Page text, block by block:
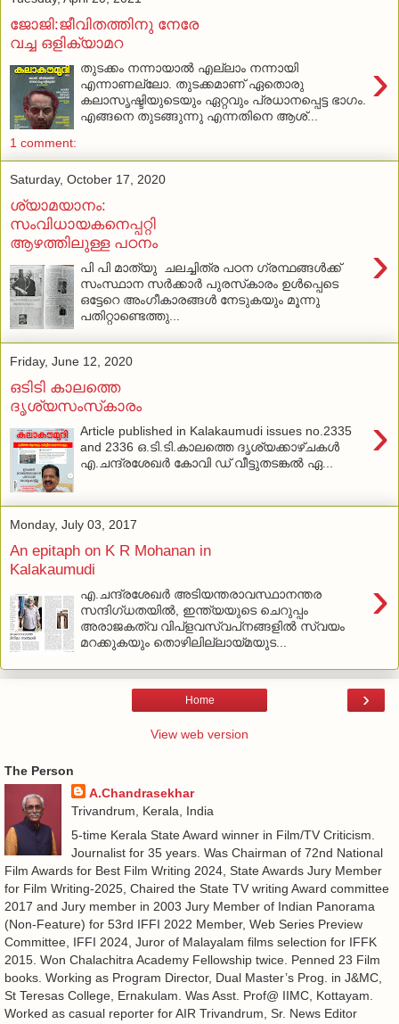
ജോജി:ജീവിതത്തിനു നേരേ
വച്ച ഒളിക്യാമറ
›
തുടക്കം നന്നായാല്‍ എല്ലാം നന്നായി
എന്നാണല്ലോ. തുടക്കമാണ് ഏതൊരു
കലാസൃഷ്ടിയുടെയും ഏറ്റവും പ്രധാനപ്പെട്ട ഭാഗം.
എങ്ങനെ തുടങ്ങുന്നു എന്നതിനെ ആശ്...
1 comment:
Saturday, October 17, 2020
ശ്യാമയാനം:
സംവിധായകനെപ്പറ്റി
ആഴത്തിലുള്ള പഠനം
›
പി പി മാത്യു ചലച്ചിത്ര പഠന ഗ്രന്ഥങ്ങള്‍ക്ക്
സംസ്ഥാന സര്‍ക്കാര്‍ പുരസ്‌കാരം ഉള്‍പ്പെടെ
ഒട്ടേറെ അംഗീകാരങ്ങള്‍ നേടുകയും മൂന്നു
പതിറ്റാണ്ടെത്തു...
Friday, June 12, 2020
ഒടിടി കാലത്തെ
ദൃശ്യസംസ്‌കാരം
›
Article published in Kalakaumudi issues no.2335
and 2336 ഒ.ടി.ടി.കാലത്തെ ദൃശ്യക്കാഴ്ചകള്‍
എ.ചന്ദ്രശേഖര്‍ കോവി ഡ് വീട്ടുതടങ്കല്‍ ഏ...
Monday, July 03, 2017
An epitaph on K R Mohanan in
Kalakaumudi
›
എ.ചന്ദ്രശേഖര്‍ അടിയന്തരാവസ്ഥാനന്തര
സന്ദിഗ്ധതയില്‍, ഇന്ത്യയുടെ ചെറുപ്പം
അരാജകത്വ വിപ്‌ളവസ്വപ്‌നങ്ങളില്‍ സ്വയം
മറക്കുകയും തൊഴിലില്ലായ്മയുട...
›
Home
View web version
The Person
A.Chandrasekhar
Trivandrum, Kerala, India
5-time Kerala State Award winner in Film/TV Criticism.
Journalist for 35 years. Was Chairman of 72nd National
Film Awards for Best Film Writing 2024, State Awards Jury Member
for Film Writing-2025, Chaired the State TV writing Award committee
2017 and Jury member in 2003 Jury Member of Indian Panorama
(Non-Feature) for 53rd IFFI 2022 Member, Web Series Preview
Committee, IFFI 2024, Juror of Malayalam films selection for IFFK
2015. Won Chalachitra Academy Fellowship twice. Penned 23 Film
books. Working as Program Director, Dual Master’s Prog. in J&MC,
St Teresas College, Ernakulam. Was Asst. Prof@ IIMC, Kottayam.
Worked as casual reporter for AIR Trivandrum, Sr. News Editor